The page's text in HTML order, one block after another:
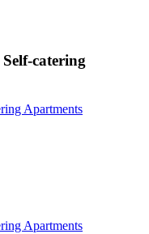
catering
Apartments
Apartments